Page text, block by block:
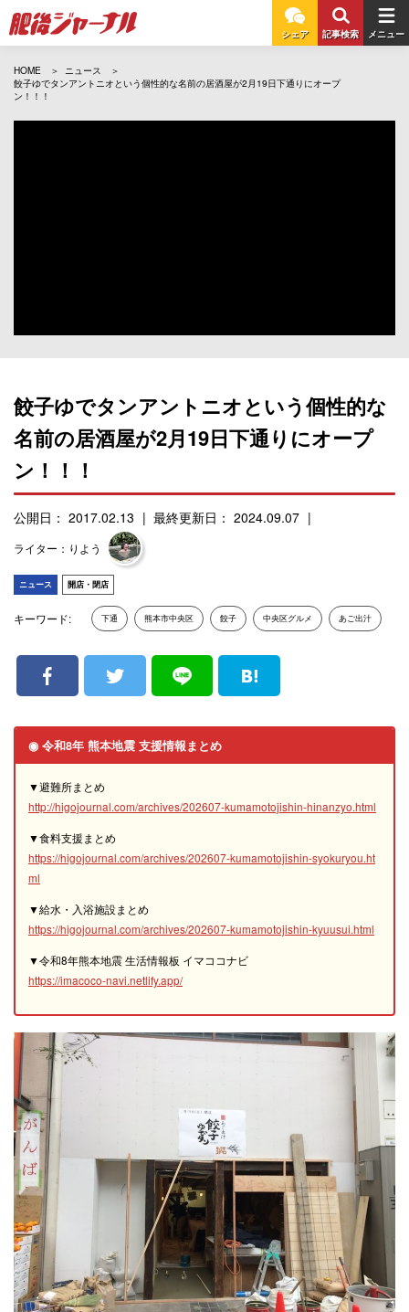
シェア 記事検索 メニュー
HOME
ニュース
餃子ゆでタンアントニオという個性的な名前の居酒屋が2月19日下通りにオープ
ン！！！
餃子ゆでタンアントニオという個性的な
名前の居酒屋が2月19日下通りにオープ
ン！！！
公開日： 2017.02.13 最終更新日： 2024.09.07
ライター：りよう
ニュース 開店・閉店
キーワード: 下通 熊本市中央区 餃子 中央区グルメ あご出汁
◉ 令和8年 熊本地震 支援情報まとめ
▼避難所まとめ
http://higojournal.com/archives/202607-kumamotojishin-hinanzyo.html
▼食料支援まとめ
https://higojournal.com/archives/202607-kumamotojishin-syokuryou.ht
ml
▼給水・入浴施設まとめ
https://higojournal.com/archives/202607-kumamotojishin-kyuusui.html
▼令和8年熊本地震 生活情報板 イマココナビ
https://imacoco-navi.netlify.app/